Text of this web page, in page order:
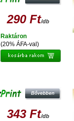
290 Ft/db
(20% ÁFA-val)
Raktáron
343 Ft/db